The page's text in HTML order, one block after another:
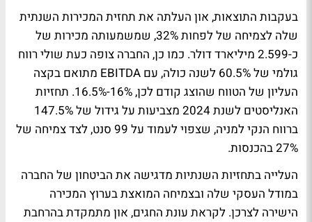
בעקבות התוצאות, און העלתה את תחזית המכירות השנתית
שלה לצמיחה של לפחות 32%, שמשמעותה מכירות של
כ-2.599 מיליארד דולר. כמו כן, החברה צופה כעת שולי רווח
גולמי של 60.5% לשנה כולה, עם EBITDA מתואם בקצה
העליון של הטווח שהוצג קודם לכן, 16%-16.5%. תחזיות
האנליסטים לשנת 2024 מצביעות על גידול של 147.5%
ברווח הנקי למניה, שצפוי לעמוד על 99 סנט, לצד צמיחה של
27% בהכנסות.
העלייה בתחזיות השנתיות מדגישה את הביטחון של החברה
במודל העסקי שלה ובצמיחה המואצת בערוץ המכירה
הישירה לצרכן. לקראת עונת החגים, און מתמקדת בהרחבת